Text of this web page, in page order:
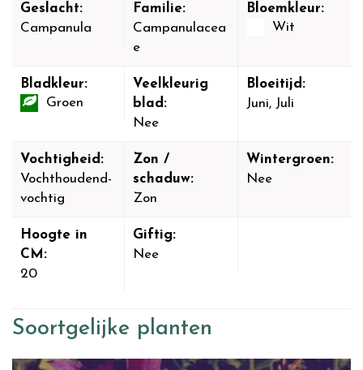
Geslacht:
Campanula
Familie:
Campanulacea
e
Bloemkleur:
Wit
Bladkleur:
Groen
Veelkleurig
blad:
Nee
Bloeitijd:
Juni, Juli
Vochtigheid:
Vochthoudend-
vochtig
Zon /
schaduw:
Zon
Wintergroen:
Nee
Hoogte in
CM:
20
Giftig:
Nee
Soortgelijke planten